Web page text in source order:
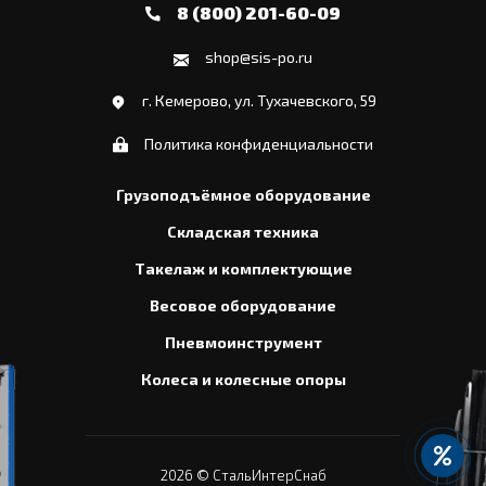
8 (800) 201-60-09
shop@sis-po.ru
г. Кемерово, ул. Тухачевского, 59
Политика конфиденциальности
Грузоподъёмное оборудование
Складская техника
Такелаж и комплектующие
Весовое оборудование
Пневмоинструмент
Колеса и колесные опоры
2026 © СтальИнтерСнаб